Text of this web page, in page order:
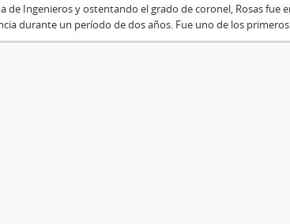
de Ingenieros y ostentando el grado de coronel, Rosas fue
durante un período de dos años. Fue uno de los